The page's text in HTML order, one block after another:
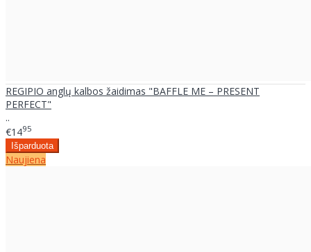
REGIPIO anglų kalbos žaidimas "BAFFLE ME – PRESENT
PERFECT"
..
€1495
Naujiena